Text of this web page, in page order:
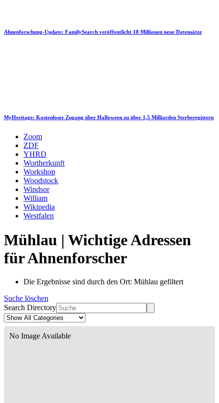
Ahnenforschung-Update: FamilySearch veröffentlicht 18 Millionen neue Datensätze
MyHeritage: Kostenloser Zugang über Halloween zu über 1,5 Milliarden Sterberegistern
Zoom
ZDF
YHRD
Wortherkunft
Workshop
Woodstock
Windsor
William
Wikipedia
Westfalen
Mühlau | Wichtige Adressen
für Ahnenforscher
Die Ergebnisse sind durch den Ort: Mühlau gefiltert
Suche löschen
Search Directory
No Image Available